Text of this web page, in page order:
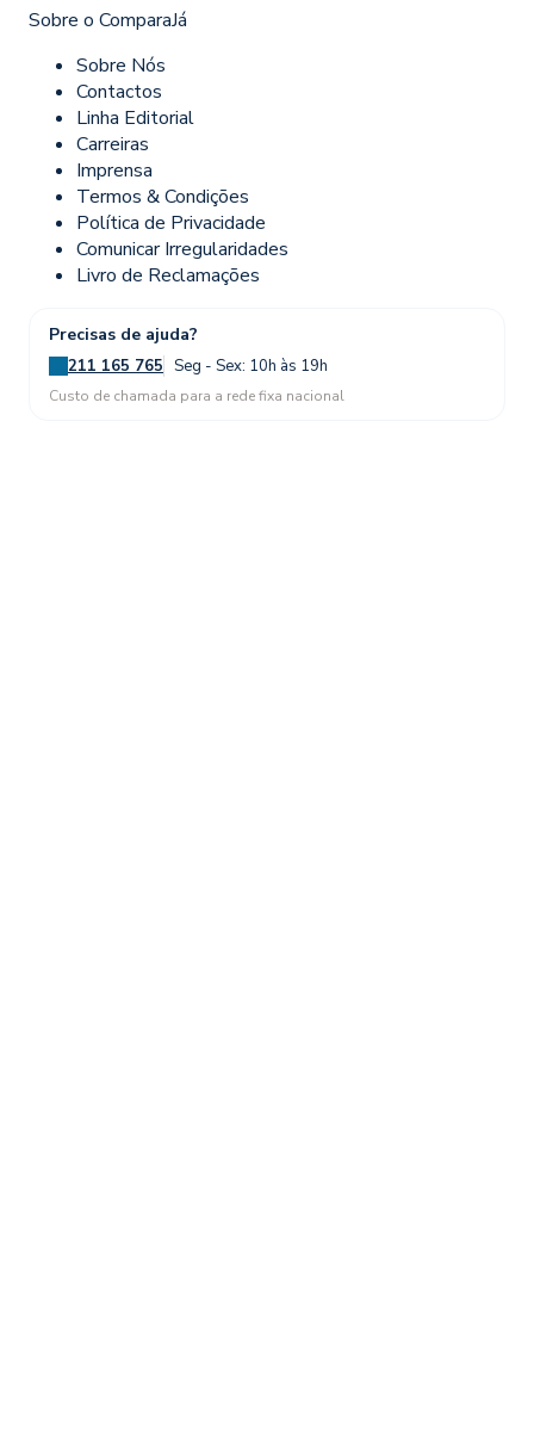
Sobre o ComparaJá
Sobre Nós
Contactos
Linha Editorial
Carreiras
Imprensa
Termos & Condições
Política de Privacidade
Comunicar Irregularidades
Livro de Reclamações
Precisas de ajuda?
211 165 765 Seg - Sex: 10h às 19h
Custo de chamada para a rede fixa nacional